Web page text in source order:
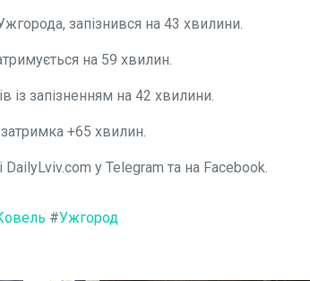
запізнився на 43 хвилини.
на 59 хвилин.
із запізненням на 42 хвилини.
+65 хвилин.
у Telegram та на Facebook.
#Ужгород